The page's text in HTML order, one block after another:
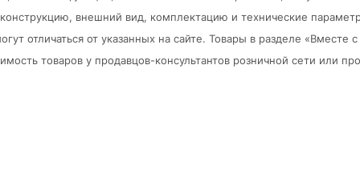
внешний вид, комплектацию и технические
отличаться от указанных на сайте. Товары в разделе
товаров у продавцов-консультантов розничной сети или